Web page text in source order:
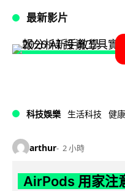
最新影片
科技娛樂 生活科技 健康
arthur 2 小時
AirPods 用家注